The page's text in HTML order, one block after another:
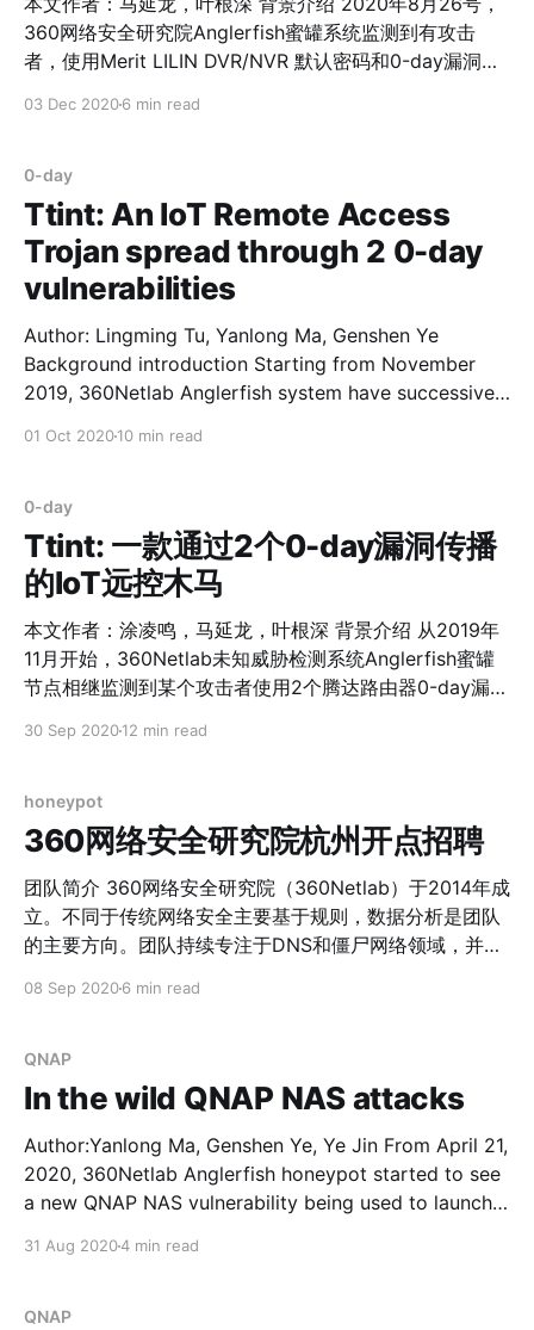
360网络安全研究院Anglerfish蜜罐系统监测到有攻击
者，使用Merit LILIN DVR/NVR 默认密码和0-day漏洞，
前，我们曾向Merit LILIN报告了另一个0-day漏洞[1][2]。
时间线 2020年9月21号，我们邮件联系Merit LILIN厂商
并报告了漏洞详情以及在野攻击PoC。 2020年9月22
号，Merit LILIN联络人邮件回复已经连夜修复该问题。
2020年9月25号，Merit LILIN联络人提供固件修复程序
围 360 FirmwareTotal系统通过对Merit LILIN
03 Dec 20206 min read
0-day
Ttint: An IoT Remote Access
Trojan spread through 2 0-day
vulnerabilities
Author: Lingming Tu, Yanlong Ma, Genshen Ye
Background introduction Starting from November
2019, 360Netlab Anglerfish system have successively
variants normally focus on DDoS, but this variant is
different.
01 Oct 202010 min read
0-day
Ttint: 一款通过2个0-day漏洞传播
的IoT远控木马
本文作者：涂凌鸣，马延龙，叶根深 背景介绍 从2019年
11月开始，360Netlab未知威胁检测系统Anglerfish蜜罐
节点相继监测到某个攻击者使用2个腾达路由器0-day漏洞
规的Mirai变种基本都是围绕DDoS做文章，而这个变种不
Socket5代理，篡改路由器DNS，设置iptables，执行自
定义系统命令等多达12个远程控制功能。 此外，在C2通
信层面，它使用WSS (WebSocket over TLS) 协议，一方
面这样在流量层面可以规避非常成熟的Mirai流量检测，另
一方面可以为C2提供安全加密通信。 在C2本身，攻击者
最开始使用了一个Google的云服务IP，其后切换到位于香
名及IP在我们的DNSmon系统里深入扩展关联后，我们看
两个0 day，网关设备的12种远控功能，加密流量协议，
多次更换的基础设施IP，我们怀疑这个也许不是普通玩
30 Sep 202012 min read
honeypot
360网络安全研究院杭州开点招聘
团队简介 360网络安全研究院（360Netlab）于2014年成
立。不同于传统网络安全主要基于规则，数据分析是团队
的主要方向。团队持续专注于DNS和僵尸网络领域，并在
上建设了国内历史最久、覆盖范围最广的PassiveDNS基
情报并应用于360网络安全大脑，并在多个DNS领域内的
技术会议上做公开报告。在僵尸网络领域内，团队多年来
持续致力于发现跟踪僵尸网络活动，披露了包括Mirai、
Satori在内的若干重大安全威胁，并因为其中针对Mirai僵
尸网络的持续分析工作得到美国FBI、美国司法部的致谢。
360网络安全研究院计划在杭州新成立一个产品团队，把
胁检测难题，为360安全大脑添砖加瓦。 从一次平凡的网
检测、未知恶意软件检测、高级威胁追踪，我们致力于通
08 Sep 20206 min read
QNAP
In the wild QNAP NAS attacks
Author:Yanlong Ma, Genshen Ye, Ye Jin From April 21,
2020, 360Netlab Anglerfish honeypot started to see
a new QNAP NAS vulnerability being used to launch
that this vulnerability has not been announced on the
31 Aug 20204 min read
QNAP